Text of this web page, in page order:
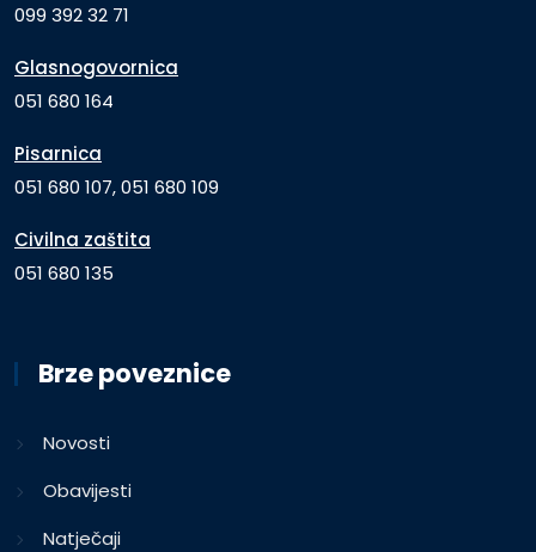
099 392 32 71
Glasnogovornica
051 680 164
Pisarnica
051 680 107, 051 680 109
Civilna zaštita
051 680 135
Brze poveznice
Novosti
Obavijesti
Natječaji